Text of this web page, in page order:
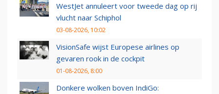
WestJet annuleert voor tweede dag op rij
vlucht naar Schiphol
03-08-2026, 10:02
VisionSafe wijst Europese airlines op
gevaren rook in de cockpit
01-08-2026, 8:00
Donkere wolken boven IndiGo: